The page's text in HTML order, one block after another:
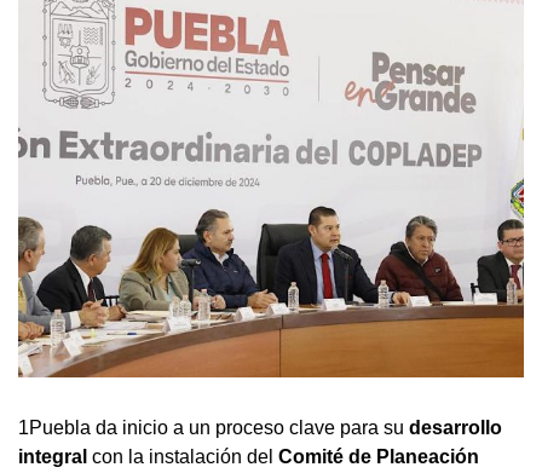
1Puebla da inicio a un proceso clave para su desarrollo
integral con la instalación del Comité de Planeación